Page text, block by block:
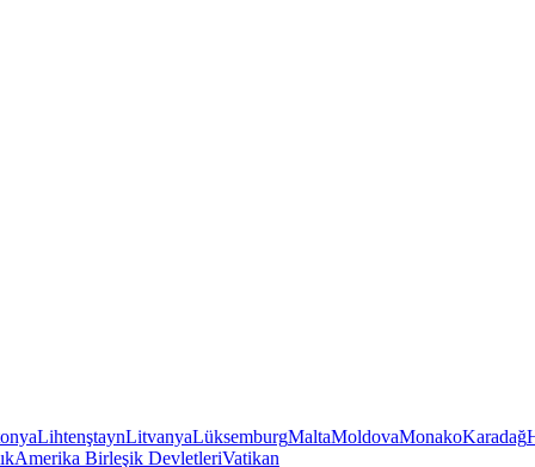
LihtenştaynLitvanyaLüksemburgMaltaMoldovaMonakoKaradağ
Amerika Birleşik DevletleriVatikan